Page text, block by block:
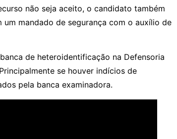
não seja aceito, o candidato também
mandado de segurança com o auxílio de
de heteroidentificação na Defensoria
se houver indícios de
pela banca examinadora.